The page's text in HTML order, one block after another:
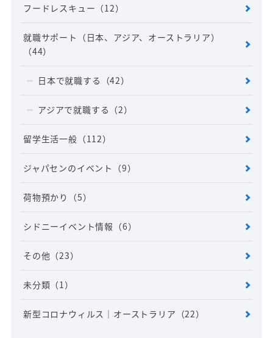
フードレスキュー （12）
就職サポート（日本、アジア、オーストラリア）
（44）
日本で就職する （42）
アジアで就職する （2）
留学生活一般 （112）
ジャパセンのイベント （9）
荷物預かり （5）
シドニーイベント情報 （6）
その他 （23）
未分類 （1）
新型コロナウィルス｜オーストラリア （22）